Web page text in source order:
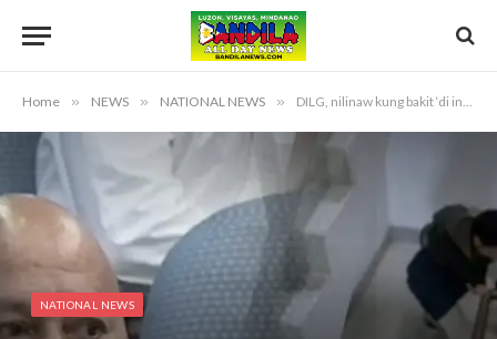
Home » NEWS » NATIONAL NEWS » DILG, nilinaw kung bakit ‘di inaresto si Dela Rosa
NATIONAL NEWS